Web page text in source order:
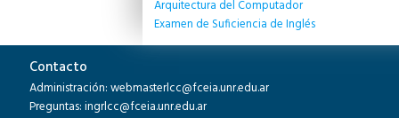
Arquitectura del Computador
Examen de Suficiencia de Inglés
Contacto
Administración: webmasterlcc@fceia.unr.edu.ar
Preguntas: ingrlcc@fceia.unr.edu.ar